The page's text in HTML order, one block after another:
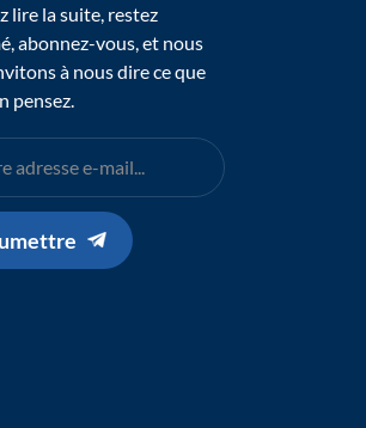
lire la suite, restez
abonnez-vous, et nous
à nous dire ce que
pensez.